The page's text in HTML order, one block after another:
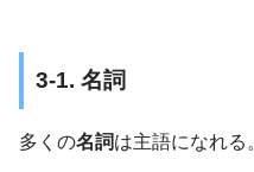
3-1. 名詞
多くの名詞は主語になれる